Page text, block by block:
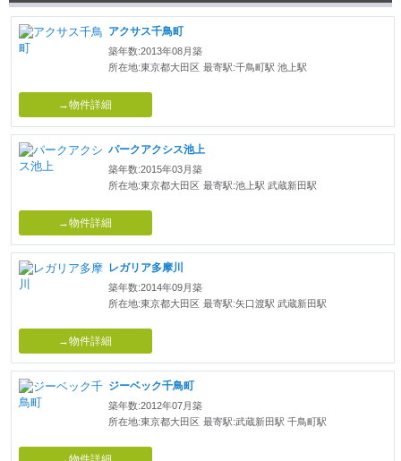
アクサス千鳥町
築年数:2013年08月築
所在地:東京都大田区 最寄駅:千鳥町駅 池上駅
→物件詳細
パークアクシス池上
築年数:2015年03月築
所在地:東京都大田区 最寄駅:池上駅 武蔵新田駅
→物件詳細
レガリア多摩川
築年数:2014年09月築
所在地:東京都大田区 最寄駅:矢口渡駅 武蔵新田駅
→物件詳細
ジーベック千鳥町
築年数:2012年07月築
所在地:東京都大田区 最寄駅:武蔵新田駅 千鳥町駅